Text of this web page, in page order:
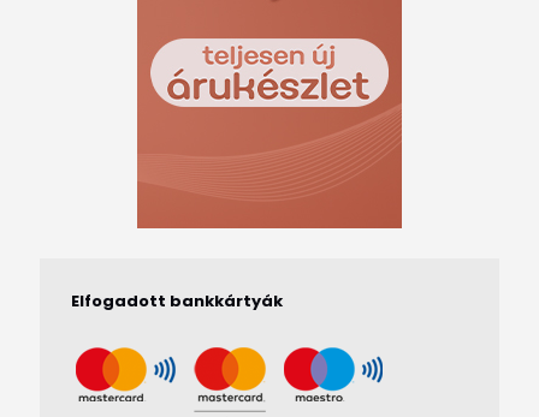
Elfogadott bankkártyák